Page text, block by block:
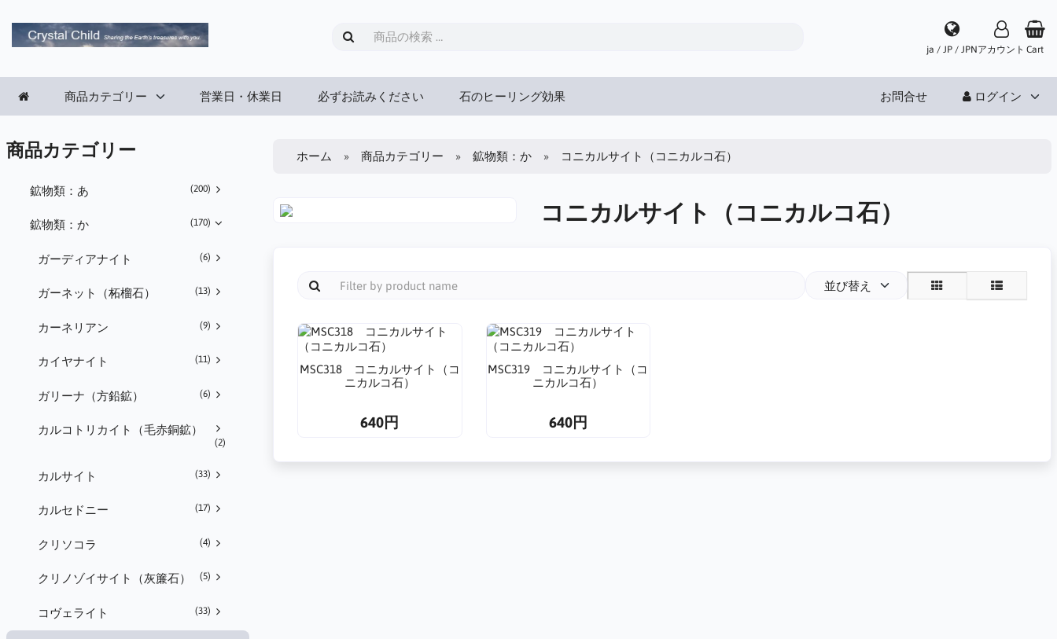
ja / JP / JPNアカウント Cart
商品カテゴリー 営業日・休業日 必ずお読みください 石のヒーリング効果 お問合せ ログイン
商品カテゴリー
鉱物類：あ (200)
鉱物類：か (170)
ガーディアナイト (6)
ガーネット（柘榴石） (13)
カーネリアン (9)
カイヤナイト (11)
ガリーナ（方鉛鉱） (6)
カルコトリカイト（毛赤銅鉱）
(2)
カルサイト (33)
カルセドニー (17)
クリソコラ (4)
クリノゾイサイト（灰簾石） (5)
コヴェライト (33)
ホーム 商品カテゴリー 鉱物類：か コニカルサイト（コニカルコ石）
コニカルサイト（コニカルコ石）
並び替え
MSC318 コニカルサイト（コ
ニカルコ石）
640円
MSC319 コニカルサイト（コ
ニカルコ石）
640円